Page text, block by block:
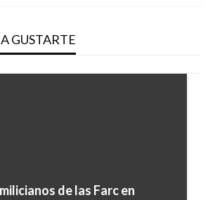
GUSTARTE
de las Farc en